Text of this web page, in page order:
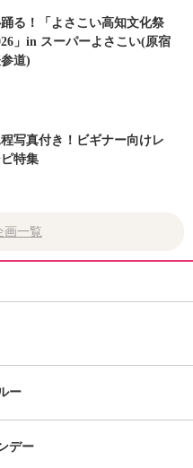
る！「よさこい高知文化祭
」in スーパーよさこい(原宿
道)
写真付き！ビギナー向けレ
特集
画一覧
ー
デー